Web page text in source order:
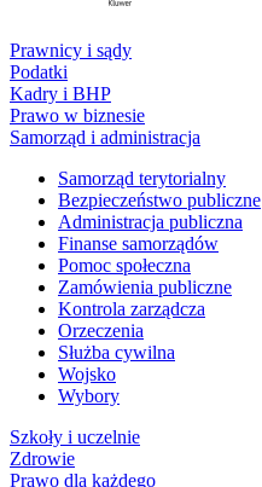
Prawnicy i sądy
Podatki
Kadry i BHP
Prawo w biznesie
Samorząd i administracja
Samorząd terytorialny
Bezpieczeństwo publiczne
Administracja publiczna
Finanse samorządów
Pomoc społeczna
Zamówienia publiczne
Kontrola zarządcza
Orzeczenia
Służba cywilna
Wojsko
Wybory
Szkoły i uczelnie
Zdrowie
Prawo dla każdego